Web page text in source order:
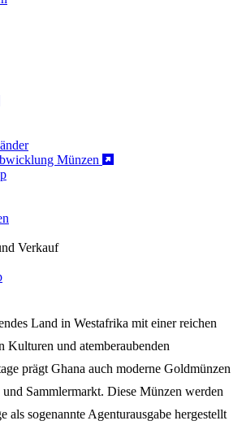
Münzen
Verkauf
Land in Westafrika mit einer reichen
Kulturen und atemberaubenden
prägt Ghana auch moderne Goldmünzen
Sammlermarkt. Diese Münzen werden
sogenannte Agenturausgabe hergestellt